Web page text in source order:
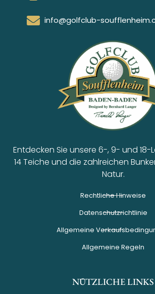
info@golfclub-
Entdecken Sie unsere 6-, 9- und 18-
14 Teiche und die zahlreichen
Natur.
Rechtliche Hinweise
Datenschutzrichtlinie
Allgemeine
Allgemeine Regeln
NÜTZLICHE LINKS